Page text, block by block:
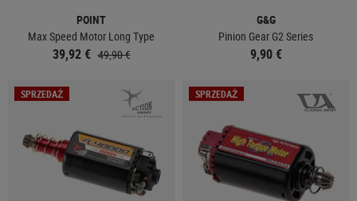
POINT
Max Speed Motor Long Type
39,92 € 49,90 €
G&G
Pinion Gear G2 Series
9,90 €
SPRZEDAŻ SPRZEDAŻ